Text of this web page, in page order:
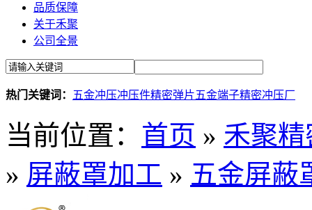
品质保障
关于禾聚
公司全景
热门关键词： 五金冲压冲压件精密弹片五金端子精密冲压厂
当前位置： 首页 » 禾聚
» 屏蔽罩加工 » 五金屏蔽